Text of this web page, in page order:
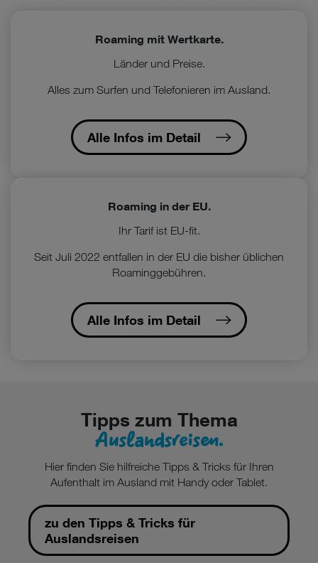
Roaming mit Wertkarte.
Länder und Preise.
Alles zum Surfen und Telefonieren im Ausland.
Alle Infos im Detail
Roaming in der EU.
Ihr Tarif ist EU-fit.
Seit Juli 2022 entfallen in der EU die bisher üblichen
Roaminggebühren.
Alle Infos im Detail
Tipps zum Thema
Auslandsreisen.
Hier finden Sie hilfreiche Tipps & Tricks für Ihren
Aufenthalt im Ausland mit Handy oder Tablet.
zu den Tipps & Tricks für
Auslandsreisen